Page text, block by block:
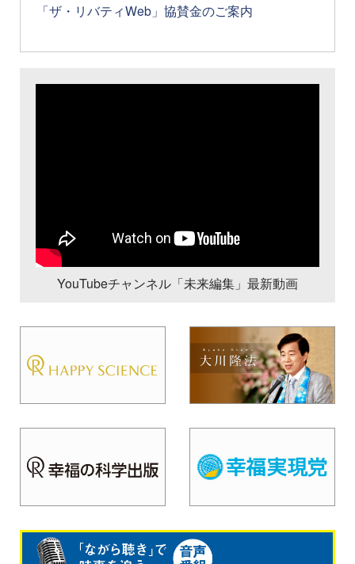
「ザ・リバティWeb」協賛金のご案内
YouTubeチャンネル「未来編集」最新動画